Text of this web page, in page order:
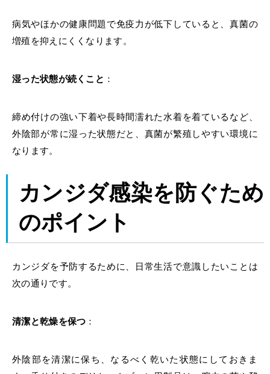
病気やほかの健康問題で免疫力が低下していると、真菌の
増殖を抑えにくくなります。
湿った状態が続くこと ：
締め付けの強い下着や長時間濡れた水着を着ているなど、
外陰部が常に湿った状態だと、真菌が繁殖しやすい環境に
なります。
カンジダ感染を防ぐため
のポイント
カンジダを予防するために、日常生活で意識したいことは
次の通りです。
清潔と乾燥を保つ ：
外陰部を清潔に保ち、なるべく乾いた状態にしておきま